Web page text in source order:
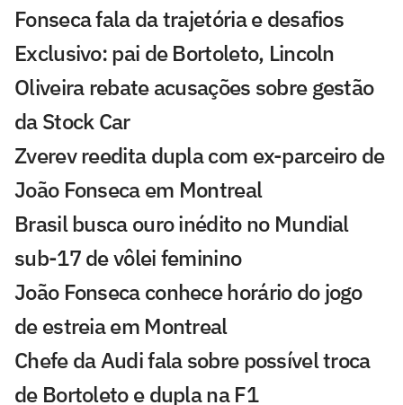
Fonseca fala da trajetória e desafios
Exclusivo: pai de Bortoleto, Lincoln
Oliveira rebate acusações sobre gestão
da Stock Car
Zverev reedita dupla com ex-parceiro de
João Fonseca em Montreal
Brasil busca ouro inédito no Mundial
sub-17 de vôlei feminino
João Fonseca conhece horário do jogo
de estreia em Montreal
Chefe da Audi fala sobre possível troca
de Bortoleto e dupla na F1